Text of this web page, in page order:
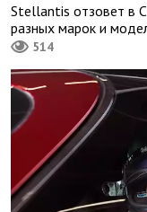
Stellantis отзовет в
разных марок и
514